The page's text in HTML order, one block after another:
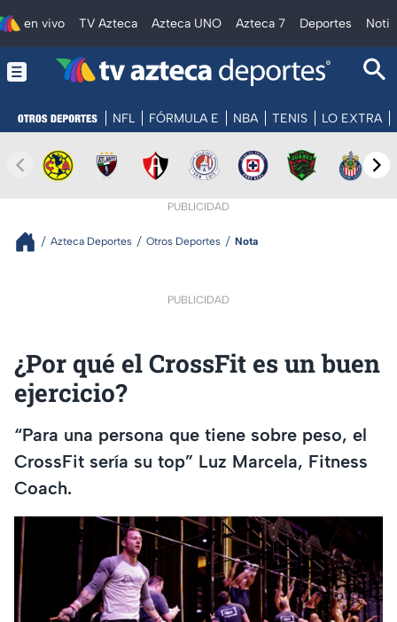
en vivo TV Azteca Azteca UNO Azteca 7 Deportes
NFL FÓRMULA E NBA TENIS LO EXTRA
PUBLICIDAD
Azteca Deportes Otros Deportes Nota
PUBLICIDAD
¿Por qué el CrossFit es un buen
ejercicio?
“Para una persona que tiene sobre peso, el
CrossFit sería su top” Luz Marcela, Fitness
Coach.